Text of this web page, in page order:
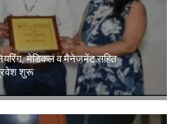
मेडिकल व मैनेजमेंट सहित
शुरू